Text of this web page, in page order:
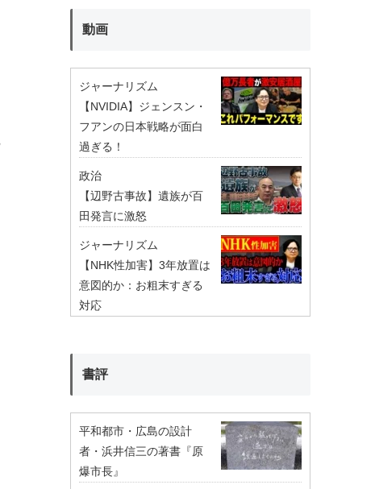
動画
ジャーナリズム
【NVIDIA】ジェンスン・
フアンの日本戦略が面白
過ぎる！
政治
【辺野古事故】遺族が百
田発言に激怒
ジャーナリズム
【NHK性加害】3年放置は
意図的か：お粗末すぎる
対応
書評
平和都市・広島の設計
者・浜井信三の著書『原
爆市長』